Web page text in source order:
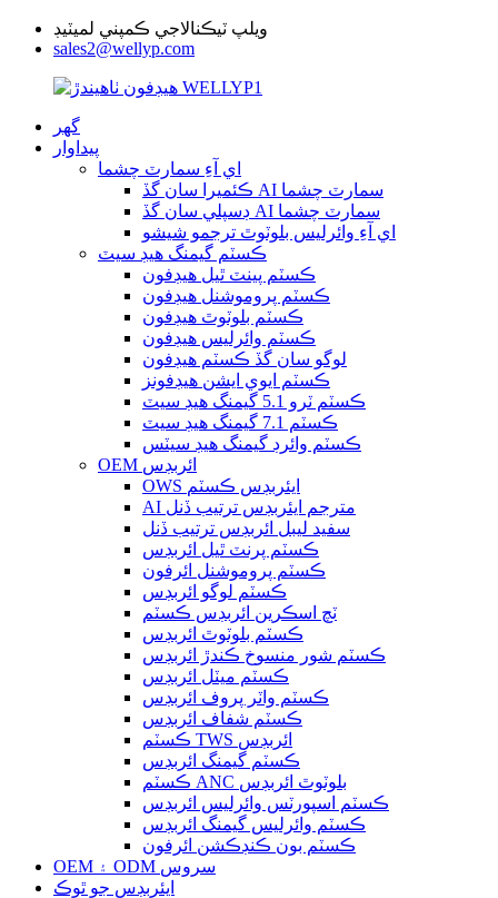
ويلپ ٽيڪنالاجي ڪمپني لميٽيڊ
sales2@wellyp.com
گھر
پيداوار
اي آءِ سمارٽ چشما
ڪئميرا سان گڏ AI سمارٽ چشما
ڊسپلي سان گڏ AI سمارٽ چشما
اي آءِ وائرليس بلوٽوٿ ترجمو شيشو
ڪسٽم گيمنگ هيڊ سيٽ
ڪسٽم پينٽ ٿيل هيڊفون
ڪسٽم پروموشنل هيڊفون
ڪسٽم بلوٽوٿ هيڊفون
ڪسٽم وائرليس هيڊفون
لوگو سان گڏ ڪسٽم هيڊفون
ڪسٽم ايوي ايشن هيڊفونز
ڪسٽم ٽرو 5.1 گيمنگ هيڊ سيٽ
ڪسٽم 7.1 گيمنگ هيڊ سيٽ
ڪسٽم وائرڊ گيمنگ هيڊ سيٽس
OEM ائربڊس
OWS ايئربڊس ڪسٽم
AI مترجم ايئربڊس ترتيب ڏنل
سفيد ليبل ائربڊس ترتيب ڏنل
ڪسٽم پرنٽ ٿيل ائربڊس
ڪسٽم پروموشنل ائرفون
ڪسٽم لوگو ائربڊس
ٽچ اسڪرين ائربڊس ڪسٽم
ڪسٽم بلوٽوٿ ائربڊس
ڪسٽم شور منسوخ ڪندڙ ائربڊس
ڪسٽم ميٽل ائربڊس
ڪسٽم واٽر پروف ائربڊس
ڪسٽم شفاف ائربڊس
ڪسٽم TWS ائربڊس
ڪسٽم گيمنگ ائربڊس
ڪسٽم ANC بلوٽوٿ ائربڊس
ڪسٽم اسپورٽس وائرليس ائربڊس
ڪسٽم وائرليس گيمنگ ائربڊس
ڪسٽم بون ڪنڊڪشن ائرفون
OEM ۽ ODM سروس
ايئربڊس جو ٿوڪ